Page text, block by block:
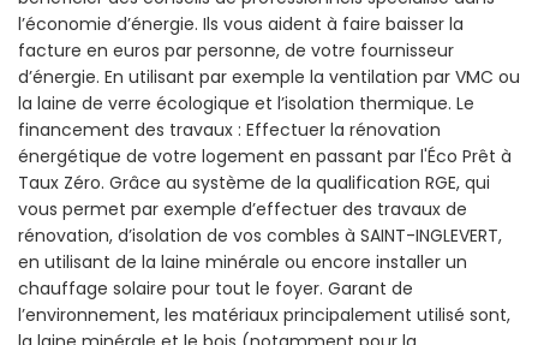
l’économie d’énergie. Ils vous aident à faire baisser la
facture en euros par personne, de votre fournisseur
d’énergie. En utilisant par exemple la ventilation par VMC ou
la laine de verre écologique et l’isolation thermique. Le
financement des travaux : Effectuer la rénovation
énergétique de votre logement en passant par l'Éco Prêt à
Taux Zéro. Grâce au système de la qualification RGE, qui
vous permet par exemple d’effectuer des travaux de
rénovation, d’isolation de vos combles à SAINT-INGLEVERT,
en utilisant de la laine minérale ou encore installer un
chauffage solaire pour tout le foyer. Garant de
l’environnement, les matériaux principalement utilisé sont,